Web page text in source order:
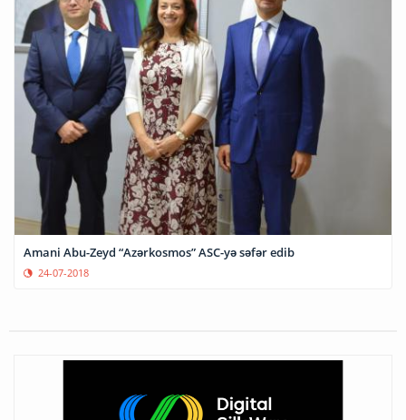
Amani Abu-Zeyd “Azərkosmos” ASC-yə səfər edib
24-07-2018